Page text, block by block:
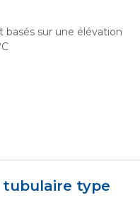
basés sur une élévation
tubulaire type